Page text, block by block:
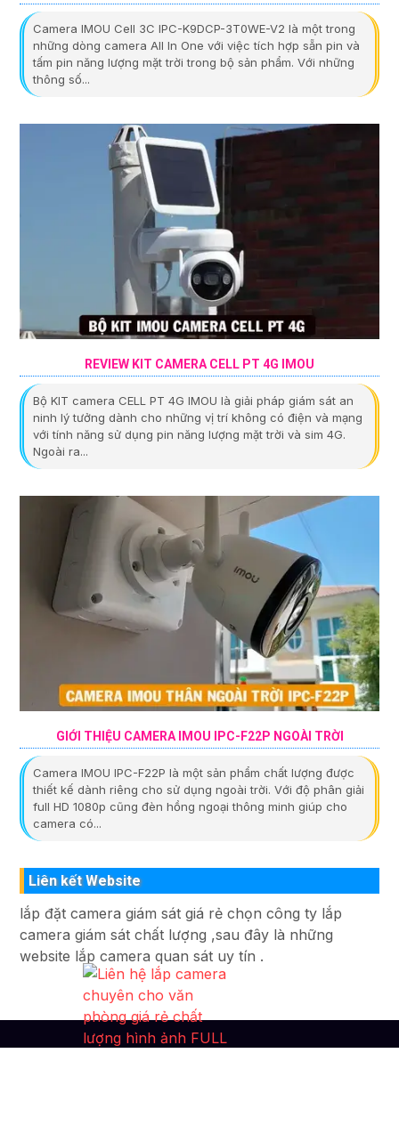
Camera IMOU Cell 3C IPC-K9DCP-3T0WE-V2 là một trong
những dòng camera All In One với việc tích hợp sẵn pin và
tấm pin năng lượng mặt trời trong bộ sản phẩm. Với những
thông số...
REVIEW KIT CAMERA CELL PT 4G IMOU
Bộ KIT camera CELL PT 4G IMOU là giải pháp giám sát an
ninh lý tưởng dành cho những vị trí không có điện và mạng
với tính năng sử dụng pin năng lượng mặt trời và sim 4G.
Ngoài ra...
GIỚI THIỆU CAMERA IMOU IPC-F22P NGOÀI TRỜI
Camera IMOU IPC-F22P là một sản phẩm chất lượng được
thiết kế dành riêng cho sử dụng ngoài trời. Với độ phân giải
full HD 1080p cũng đèn hồng ngoại thông minh giúp cho
camera có...
Liên kết Website
lắp đặt camera giám sát giá rẻ chọn công ty lắp
camera giám sát chất lượng ,sau đây là những
website lắp camera quan sát uy tín .